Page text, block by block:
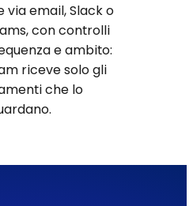
via email, Slack o
con controlli
e ambito:
riceve solo gli
che lo